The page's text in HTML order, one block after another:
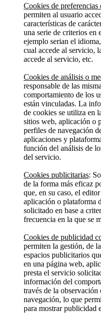
Cookies de preferencias
permiten al usuario
características de
una serie de criterios en
ejemplo serian el
cual accede al servicio,
accede al servicio, etc.
Cookies de análisis o
responsable de las
comportamiento de los
están vinculadas. La
de cookies se utiliza en
sitios web, aplicación o
perfiles de navegación
aplicaciones y
función del análisis de
del servicio.
Cookies publicitarias:
de la forma más eficaz
que, en su caso, el
aplicación o plataforma
solicitado en base a
frecuencia en la que se
Cookies de publicidad
permiten la gestión, de
espacios publicitarios
en una página web,
presta el servicio
información del
través de la observación
navegación, lo que
para mostrar publicidad